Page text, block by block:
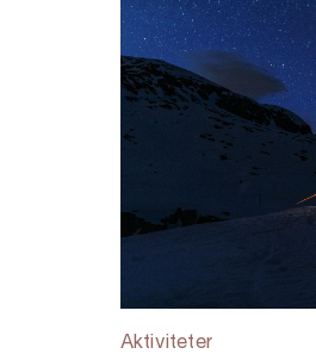
Aktiviteter